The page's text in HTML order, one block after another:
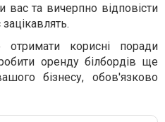
вас та вичерпно відповісти
корисні поради
оренду білбордів ще
бізнесу, обов'язково